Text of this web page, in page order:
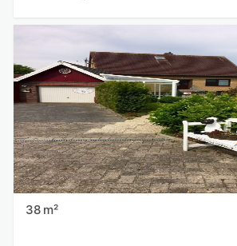
38 m²